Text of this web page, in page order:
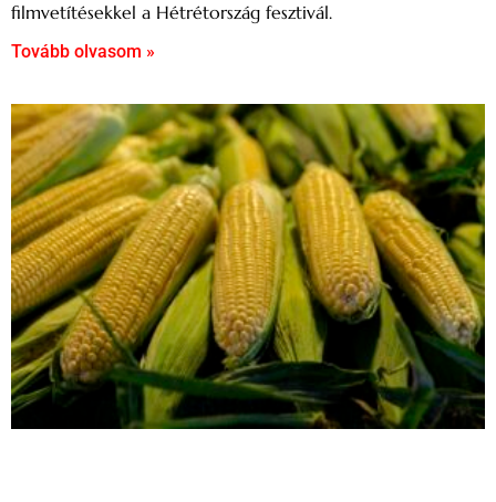
filmvetítésekkel a Hétrétország fesztivál.
Tovább olvasom »